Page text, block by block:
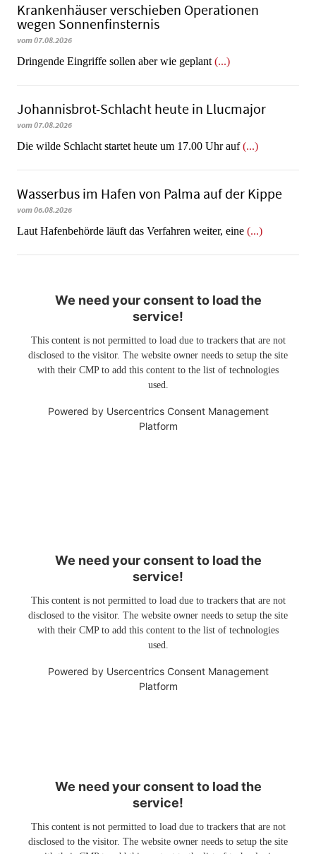
Krankenhäuser verschieben Operationen
wegen Sonnenfinsternis
vom 07.08.2026
Dringende Eingriffe sollen aber wie geplant (...)
Johannisbrot-Schlacht heute in Llucmajor
vom 07.08.2026
Die wilde Schlacht startet heute um 17.00 Uhr auf(...)
Wasserbus im Hafen von Palma auf der Kippe
vom 06.08.2026
Laut Hafenbehörde läuft das Verfahren weiter, eine (...)
We need your consent to load the
service!
This content is not permitted to load due to trackers that are not
disclosed to the visitor. The website owner needs to setup the site
with their CMP to add this content to the list of technologies
used.
Powered by Usercentrics Consent Management
Platform
We need your consent to load the
service!
This content is not permitted to load due to trackers that are not
disclosed to the visitor. The website owner needs to setup the site
with their CMP to add this content to the list of technologies
used.
Powered by Usercentrics Consent Management
Platform
We need your consent to load the
service!
This content is not permitted to load due to trackers that are not
disclosed to the visitor. The website owner needs to setup the site